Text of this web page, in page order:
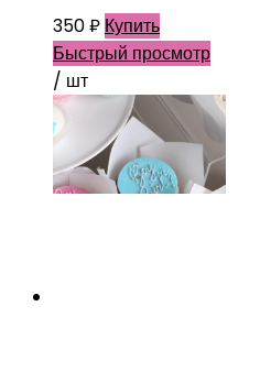
350₽ Купить
Быстрый просмотр
/ шт